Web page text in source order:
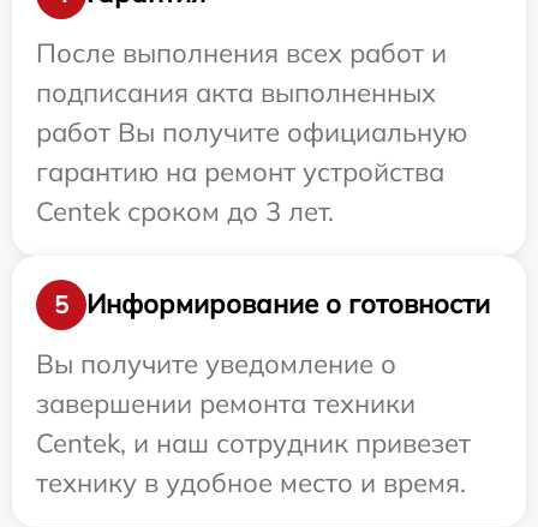
После выполнения всех работ и
подписания акта выполненных
работ Вы получите официальную
гарантию на ремонт устройства
Centek сроком до 3 лет.
5
Информирование о готовности
Вы получите уведомление о
завершении ремонта техники
Centek, и наш сотрудник привезет
технику в удобное место и время.